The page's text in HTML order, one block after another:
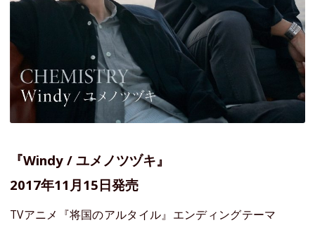
『Windy / ユメノツヅキ』
2017年11月15日発売
TVアニメ『将国のアルタイル』エンディングテーマ